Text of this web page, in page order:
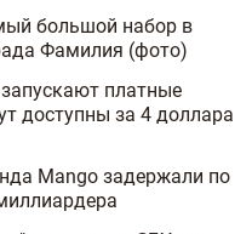
большой набор в
Фамилия (фото)
платные
доступны за 4 доллара
Mango задержали по